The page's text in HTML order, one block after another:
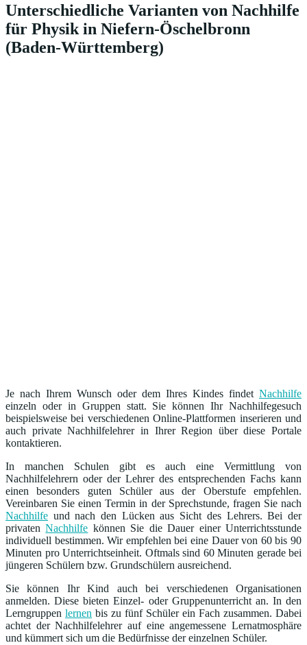
Unterschiedliche Varianten von Nachhilfe
für Physik in Niefern-Öschelbronn
(Baden-Württemberg)
Je nach Ihrem Wunsch oder dem Ihres Kindes findet Nachhilfe
einzeln oder in Gruppen statt. Sie können Ihr Nachhilfegesuch
beispielsweise bei verschiedenen Online-Plattformen inserieren und
auch private Nachhilfelehrer in Ihrer Region über diese Portale
kontaktieren.
In manchen Schulen gibt es auch eine Vermittlung von
Nachhilfelehrern oder der Lehrer des entsprechenden Fachs kann
einen besonders guten Schüler aus der Oberstufe empfehlen.
Vereinbaren Sie einen Termin in der Sprechstunde, fragen Sie nach
Nachhilfe und nach den Lücken aus Sicht des Lehrers. Bei der
privatenNachhilfe können Sie die Dauer einer Unterrichtsstunde
individuell bestimmen. Wir empfehlen bei eine Dauer von 60 bis 90
Minuten pro Unterrichtseinheit. Oftmals sind 60 Minuten gerade bei
jüngeren Schülern bzw. Grundschülern ausreichend.
Sie können Ihr Kind auch bei verschiedenen Organisationen
anmelden. Diese bieten Einzel- oder Gruppenunterricht an. In den
Lerngruppen lernen bis zu fünf Schüler ein Fach zusammen. Dabei
achtet der Nachhilfelehrer auf eine angemessene Lernatmosphäre
und kümmert sich um die Bedürfnisse der einzelnen Schüler.